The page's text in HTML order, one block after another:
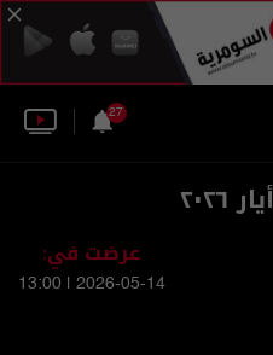
27
عرضت في:
2026-05-14 | 13:00